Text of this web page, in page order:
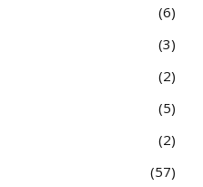
6
3
2
5
2
57